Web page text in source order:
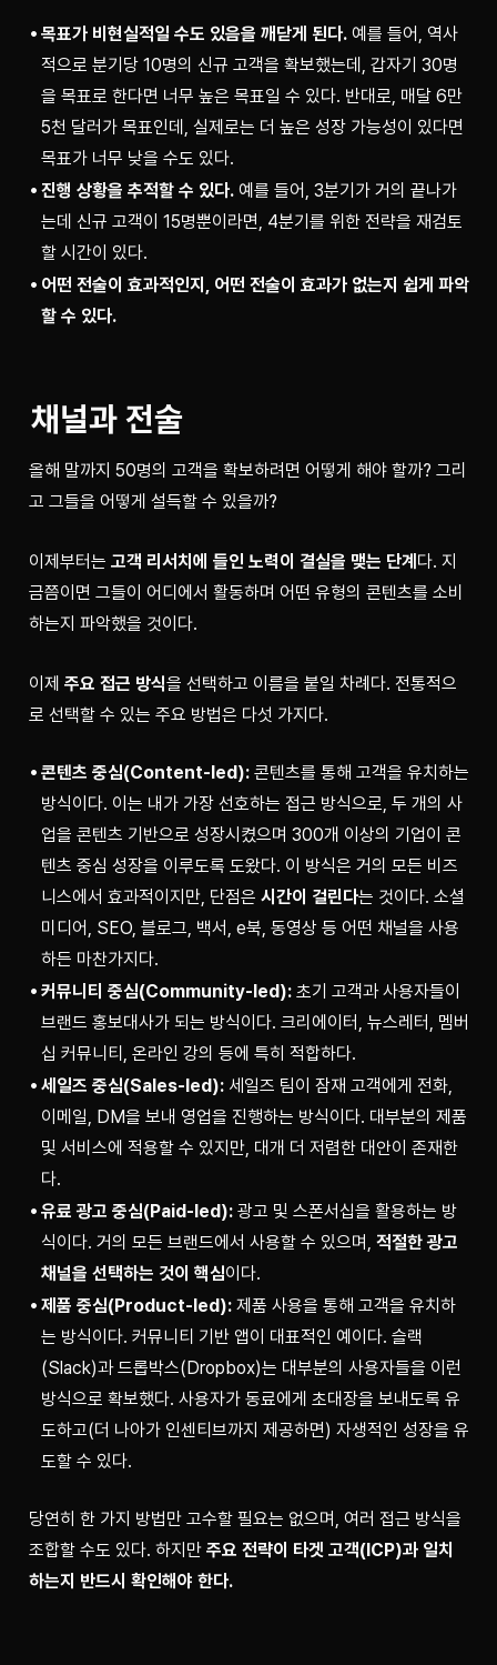
목표가 비현실적일 수도 있음을 깨닫게 된다. 예를 들어, 역사
적으로 분기당 10명의 신규 고객을 확보했는데, 갑자기 30명
을 목표로 한다면 너무 높은 목표일 수 있다. 반대로, 매달 6만
5천 달러가 목표인데, 실제로는 더 높은 성장 가능성이 있다면
목표가 너무 낮을 수도 있다.
진행 상황을 추적할 수 있다. 예를 들어, 3분기가 거의 끝나가
는데 신규 고객이 15명뿐이라면, 4분기를 위한 전략을 재검토
할 시간이 있다.
어떤 전술이 효과적인지, 어떤 전술이 효과가 없는지 쉽게 파악
할 수 있다.
채널과 전술
올해 말까지 50명의 고객을 확보하려면 어떻게 해야 할까? 그리
고 그들을 어떻게 설득할 수 있을까?
이제부터는 고객 리서치에 들인 노력이 결실을 맺는 단계 다. 지
금쯤이면 그들이 어디에서 활동하며 어떤 유형의 콘텐츠를 소비
하는지 파악했을 것이다.
이제 주요 접근 방식을 선택하고 이름을 붙일 차례다. 전통적으
로 선택할 수 있는 주요 방법은 다섯 가지다.
콘텐츠 중심(Content-led): 콘텐츠를 통해 고객을 유치하는
방식이다. 이는 내가 가장 선호하는 접근 방식으로, 두 개의 사
업을 콘텐츠 기반으로 성장시켰으며 300개 이상의 기업이 콘
텐츠 중심 성장을 이루도록 도왔다. 이 방식은 거의 모든 비즈
니스에서 효과적이지만, 단점은 시간이 걸린다는 것이다. 소셜
미디어, SEO, 블로그, 백서, e북, 동영상 등 어떤 채널을 사용
하든 마찬가지다.
커뮤니티 중심(Community-led): 초기 고객과 사용자들이
브랜드 홍보대사가 되는 방식이다. 크리에이터, 뉴스레터, 멤버
십 커뮤니티, 온라인 강의 등에 특히 적합하다.
세일즈 중심(Sales-led): 세일즈 팀이 잠재 고객에게 전화,
이메일, DM을 보내 영업을 진행하는 방식이다. 대부분의 제품
및 서비스에 적용할 수 있지만, 대개 더 저렴한 대안이 존재한
다.
유료 광고 중심(Paid-led): 광고 및 스폰서십을 활용하는 방
식이다. 거의 모든 브랜드에서 사용할 수 있으며, 적절한 광고
채널을 선택하는 것이 핵심이다.
제품 중심(Product-led): 제품 사용을 통해 고객을 유치하
는 방식이다. 커뮤니티 기반 앱이 대표적인 예이다. 슬랙
(Slack)과 드롭박스(Dropbox)는 대부분의 사용자들을 이런
방식으로 확보했다. 사용자가 동료에게 초대장을 보내도록 유
도하고(더 나아가 인센티브까지 제공하면) 자생적인 성장을 유
도할 수 있다.
당연히 한 가지 방법만 고수할 필요는 없으며, 여러 접근 방식을
조합할 수도 있다. 하지만 주요 전략이 타겟 고객(ICP)과 일치
하는지 반드시 확인해야 한다.